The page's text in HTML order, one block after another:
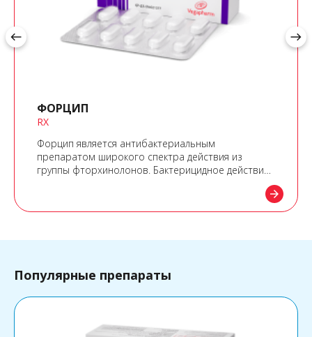
ФОРЦИП
RX
Форцип является антибактериальным
препаратом широкого спектра действия из
группы фторхинолонов. Бактерицидное действие
ферменты.
arrow_forward
west east
Популярные препараты